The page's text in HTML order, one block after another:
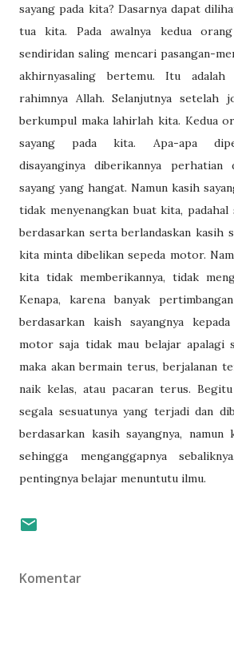
sayang pada kita? Dasarnya dapat
tua kita. Pada awalnya kedua
sendiridan saling mencari pasangan-
akhirnyasaling bertemu. Itu
rahimnya Allah. Selanjutnya setelah
berkumpul maka lahirlah kita. Kedua
sayang pada kita. Apa-apa
disayanginya diberikannya
sayang yang hangat. Namun kasih
tidak menyenangkan buat kita, padahal
berdasarkan serta berlandaskan kasih
kita minta dibelikan sepeda motor.
kita tidak memberikannya, tidak
Kenapa, karena banyak
berdasarkan kaish sayangnya
motor saja tidak mau belajar apalagi
maka akan bermain terus, berjalanan
naik kelas, atau pacaran terus.
segala sesuatunya yang terjadi dan
berdasarkan kasih sayangnya,
sehingga menganggapnya
pentingnya belajar menuntutu ilmu.
Komentar